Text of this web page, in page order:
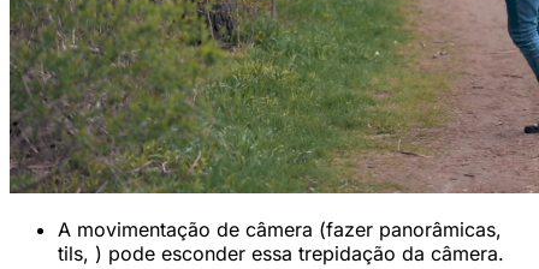
A movimentação de câmera (fazer panorâmicas,
tils, ) pode esconder essa trepidação da câmera.